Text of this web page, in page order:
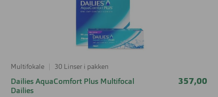
Multifokale 30 Linser i pakken
Dailies AquaComfort Plus Multifocal
Dailies
357,00